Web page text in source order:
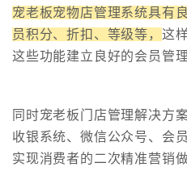
宠老板宠物店管理系统具有
员积分、折扣、等级等， 这
这些功能建立良好的会员管
同时宠老板门店管理解决方
收银系统、微信公众号、会
实现消费者的二次精准营销